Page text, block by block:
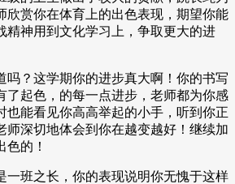
欣赏你在体育上的出色表现，期望你能
精神用到文化学习上，争取更大的进
？这学期你的进步真大啊！你的书写
了起色，的每一点进步，老师都为你感
也能看见你高高举起的小手，听到你正
师深切地体会到你在越变越好！继续加
色的！
班之长，你的表现说明你无愧于这样